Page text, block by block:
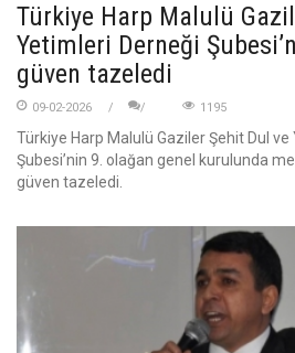
Türkiye Harp Malulü
Yetimleri Derneği
güven tazeledi
09-02-2026 1195
Türkiye Harp Malulü Gaziler Şehit Dul
Şubesi’nin 9. olağan genel kurulunda
güven tazeledi.